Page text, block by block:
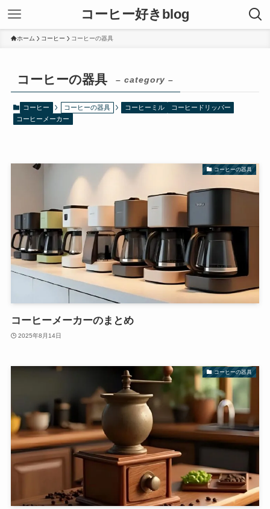
コーヒー好きblog
ホーム コーヒー コーヒーの器具
コーヒーの器具 – category –
コーヒー コーヒーの器具 コーヒーミル
コーヒードリッパー
コーヒーメーカー
コーヒーの器具
コーヒーメーカーのまとめ
2025年8月14日
コーヒーの器具